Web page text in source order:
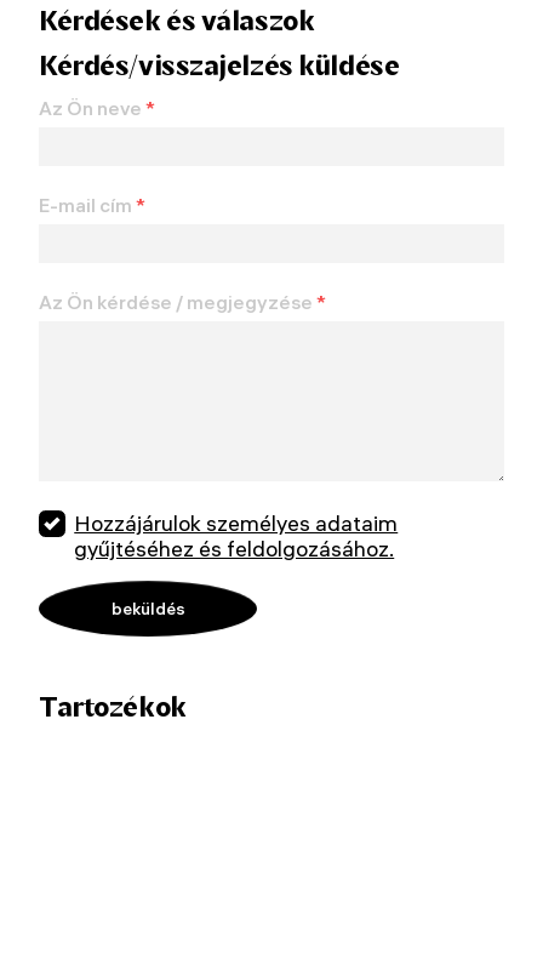
Kérdések és válaszok
Kérdés/visszajelzés küldése
Az Ön neve *
E-mail cím *
Az Ön kérdése / megjegyzése *
Hozzájárulok személyes adataim
gyűjtéséhez és feldolgozásához.
Tartozékok